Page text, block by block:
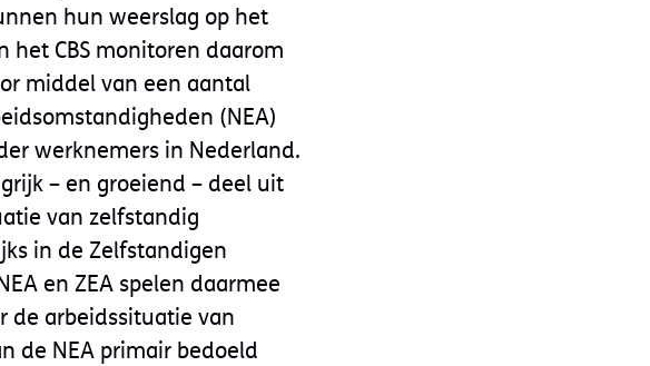
hun weerslag op het
het CBS monitoren daarom
middel van een aantal
(NEA)
werknemers in Nederland.
– en groeiend – deel uit
van zelfstandig
in de Zelfstandigen
en ZEA spelen daarmee
de arbeidssituatie van
de NEA primair bedoeld